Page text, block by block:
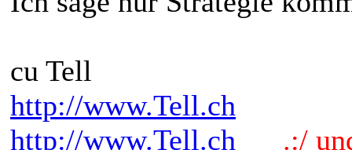
cu Tell
http://www.Tell.ch
http://www.Tell.ch
.:/